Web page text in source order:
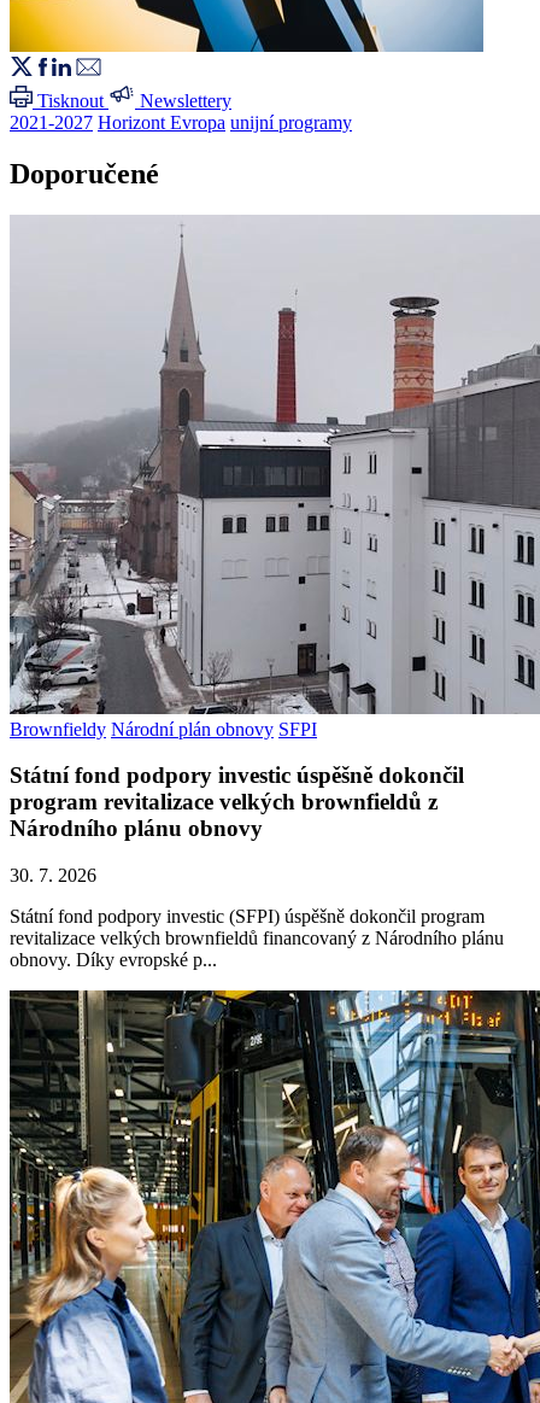
Tisknout
Newslettery
2021-2027 Horizont Evropa unijní programy
Doporučené
Brownfieldy Národní plán obnovy SFPI
Státní fond podpory investic úspěšně dokončil
program revitalizace velkých brownfieldů z
Národního plánu obnovy
30. 7. 2026
Státní fond podpory investic (SFPI) úspěšně dokončil program
revitalizace velkých brownfieldů financovaný z Národního plánu
obnovy. Díky evropské p...